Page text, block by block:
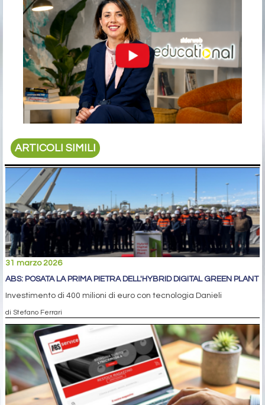
ARTICOLI SIMILI
31 marzo 2026
ABS: POSATA LA PRIMA PIETRA DELL'HYBRID DIGITAL GREEN PLANT
Investimento di 400 milioni di euro con tecnologia Danieli
di Stefano Ferrari